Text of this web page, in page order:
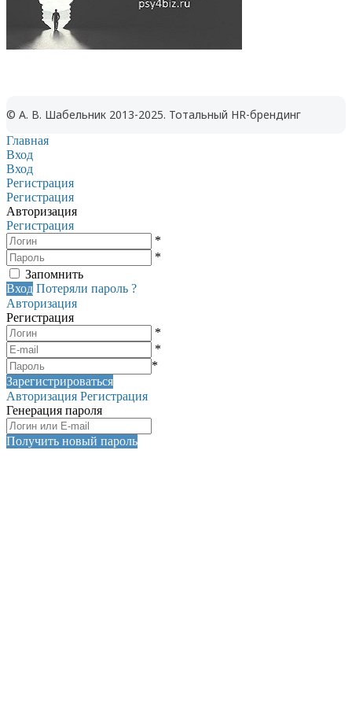
© А. В. Шабельник 2013-2025. Тотальный HR-брендинг
Главная
Вход
Вход
Регистрация
Регистрация
Авторизация
Регистрация
*
*
Запомнить
Вход Потеряли пароль ?
Авторизация
Регистрация
*
*
*
Зарегистрироваться
Авторизация Регистрация
Генерация пароля
Получить новый пароль